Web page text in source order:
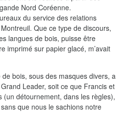
Nord Coréenne.
du service des relations
Que ce type de discours,
langues de bois, puisse être
imprimé sur papier glacé, m’avait
bois, sous des masques divers, a
Leader, soit ce que Francis et
(un détournement, dans les règles),
que nous le sachions notre